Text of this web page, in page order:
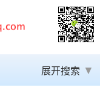
展开搜索